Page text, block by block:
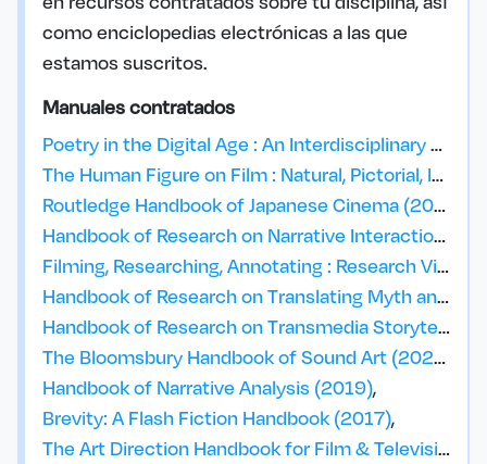
como enciclopedias electrónicas a las que
estamos suscritos.
Manuales contratados
Poetry in the Digital Age : An Interdisciplinary Handbook (2025)
The Human Figure on Film : Natural, Pictorial, Institutional, Fictional (2023)
Routledge Handbook of Japanese Cinema (2021)
Handbook of Research on Narrative Interactions (2021)
Filming, Researching, Annotating : Research Video Handbook (2021)
Handbook of Research on Translating Myth and Reality in Women Imagery Across Disciplines (2021)
Handbook of Research on Transmedia Storytelling, Audience Engagement, and Business Strategies (2020)
The Bloomsbury Handbook of Sound Art (2020)
Handbook of Narrative Analysis (2019)
Brevity: A Flash Fiction Handbook (2017)
The Art Direction Handbook for Film & Television (2015)